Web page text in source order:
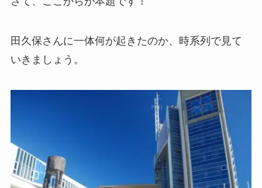
田久保さんに一体何が起きたのか、時系列で見て
いきましょう。